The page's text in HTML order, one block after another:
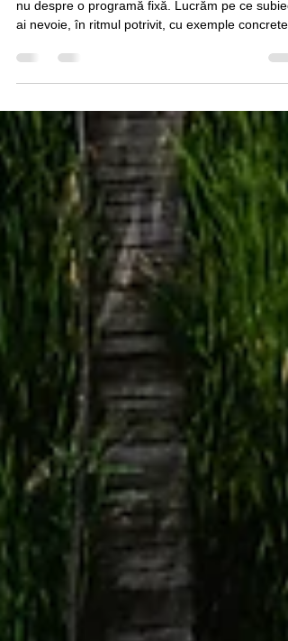
Pe scurt Mentoringul individual este despre tine,
ai nevoie, în ritmul potrivit, cu exemple concrete,
feedback direct și soluții aplicabile. Scopul este
direcție mai bună pentru fotografia ta. Cred cu
tărie că cea mai bună metodă de a progresa ca
fotograf este exercițiul și studiul individual. Nu știu
nimic care să poată înlocui munca. Nici talentul,
nici echipamentele scu